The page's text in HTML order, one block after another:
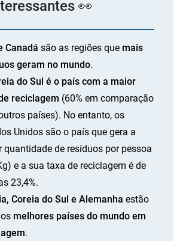
👀
Canadá são as regiões que mais
geram no mundo.
do Sul é o país com a maior
reciclagem (60% em comparação
países). No entanto, os
Unidos são o país que gera a
quantidade de resíduos por pessoa
e a sua taxa de reciclagem é de
23,4%.
Coreia do Sul e Alemanha estão
melhores países do mundo em
.